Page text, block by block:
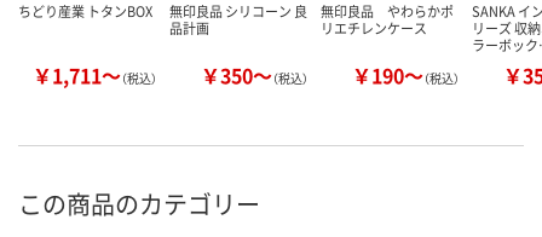
ちどり産業 トタンBOX
￥1,711～（税込）
無印良品 シリコーン 良
品計画
￥350～（税込）
無印良品 やわらかポ
リエチレンケース
￥190～（税込）
SANKA イ
リーズ 収
ラーボッ
￥
この商品のカテゴリー